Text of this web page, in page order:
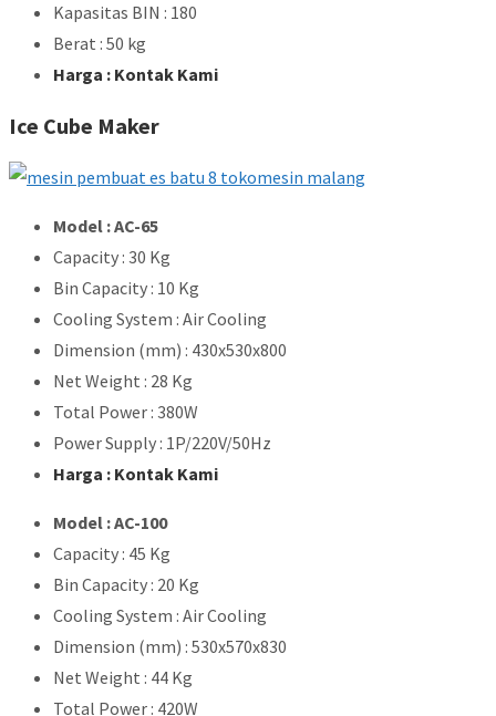
Kapasitas BIN : 180
Berat : 50 kg
Harga : Kontak Kami
Ice Cube Maker
Model : AC-65
Capacity : 30 Kg
Bin Capacity : 10 Kg
Cooling System : Air Cooling
Dimension (mm) : 430x530x800
Net Weight : 28 Kg
Total Power : 380W
Power Supply : 1P/220V/50Hz
Harga : Kontak Kami
Model : AC-100
Capacity : 45 Kg
Bin Capacity : 20 Kg
Cooling System : Air Cooling
Dimension (mm) : 530x570x830
Net Weight : 44 Kg
Total Power : 420W